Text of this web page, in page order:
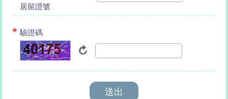
居留證號
驗證碼